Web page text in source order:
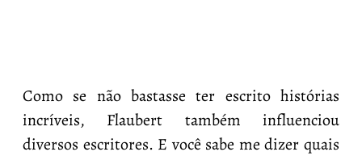
Como se não bastasse ter escrito histórias
incríveis, Flaubert também influenciou
diversos escritores. E você sabe me dizer quais